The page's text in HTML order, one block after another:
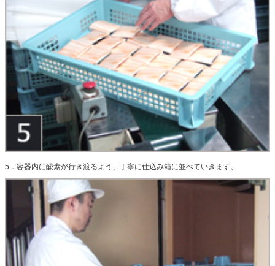
5．容器内に酸素が行き渡るよう、丁寧に仕込み箱に並べていきます。